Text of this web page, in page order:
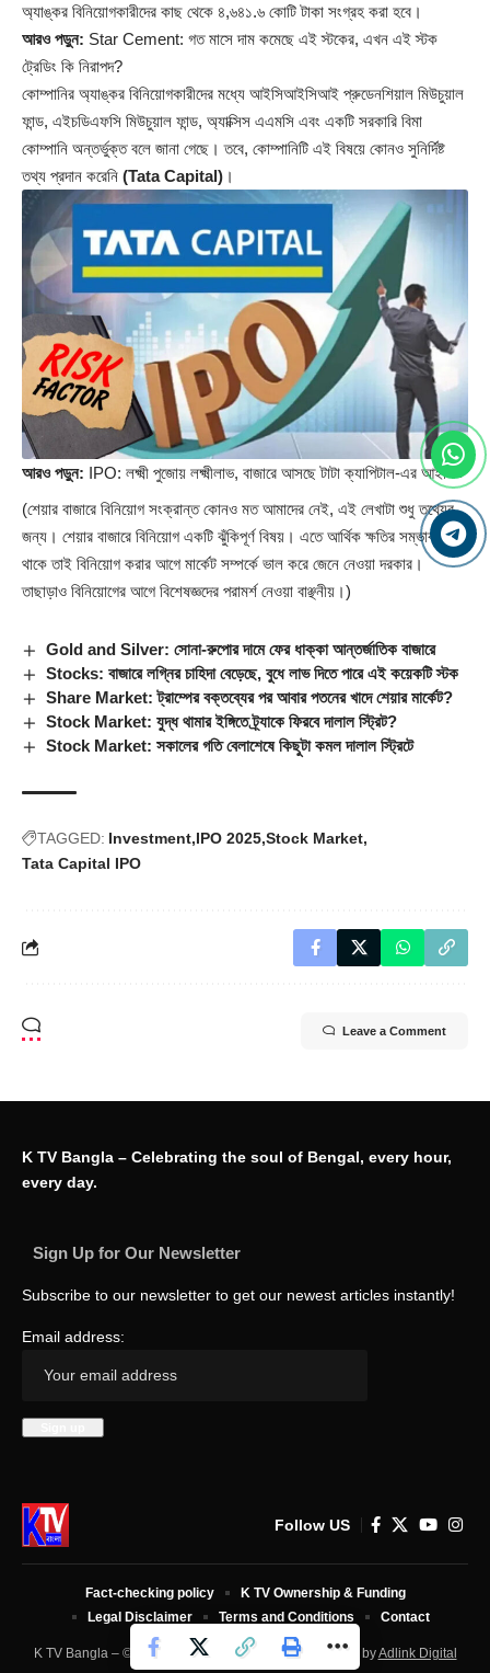
অ্যাঙ্কর বিনিয়োগকারীদের কাছ থেকে ৪,৬৪১.৬ কোটি টাকা সংগ্রহ করা হবে।
আরও পড়ুন: Star Cement: গত মাসে দাম কমেছে এই স্টকের, এখন এই স্টক
ট্রেডিং কি নিরাপদ?
কোম্পানির অ্যাঙ্কর বিনিয়োগকারীদের মধ্যে আইসিআইসিআই প্রুডেনশিয়াল মিউচুয়াল
ফান্ড, এইচডিএফসি মিউচুয়াল ফান্ড, অ্যাক্সিস এএমসি এবং একটি সরকারি বিমা
কোম্পানি অন্তর্ভুক্ত বলে জানা গেছে। তবে, কোম্পানিটি এই বিষয়ে কোনও সুনির্দিষ্ট
তথ্য প্রদান করেনি (Tata Capital) ।
আরও পড়ুন: IPO: লক্ষ্মী পুজোয় লক্ষ্মীলাভ, বাজারে আসছে টাটা ক্যাপিটাল-এর আইপিও
(শেয়ার বাজারে বিনিয়োগ সংক্রান্ত কোনও মত আমাদের নেই, এই লেখাটা শুধু তথ্যের
জন্য। শেয়ার বাজারে বিনিয়োগ একটি ঝুঁকিপূর্ণ বিষয়। এতে আর্থিক ক্ষতির সম্ভাবনা
থাকে তাই বিনিয়োগ করার আগে মার্কেট সম্পর্কে ভাল করে জেনে নেওয়া দরকার।
তাছাড়াও বিনিয়োগের আগে বিশেষজ্ঞদের পরামর্শ নেওয়া বাঞ্ছনীয়।)
Gold and Silver: সোনা-রুপোর দামে ফের ধাক্কা আন্তর্জাতিক বাজারে
Stocks: বাজারে লগ্নির চাহিদা বেড়েছে, বুধে লাভ দিতে পারে এই কয়েকটি স্টক
Share Market: ট্রাম্পের বক্তব্যের পর আবার পতনের খাদে শেয়ার মার্কেট?
Stock Market: যুদ্ধ থামার ইঙ্গিতে ট্র্যাকে ফিরবে দালাল স্ট্রিট?
Stock Market: সকালের গতি বেলাশেষে কিছুটা কমল দালাল স্ট্রিটে
TAGGED: Investment IPO 2025 Stock Market
Tata Capital IPO
Leave a Comment
K TV Bangla – Celebrating the soul of Bengal, every hour,
every day.
Sign Up for Our Newsletter
Subscribe to our newsletter to get our newest articles instantly!
Email address:
Follow US
K TV Bangla – © 2025 All Rights Reserved. Developed byAdlink Digital
Fact-checking policy
K TV Ownership & Funding
Legal Disclaimer
Terms and Conditions Contact